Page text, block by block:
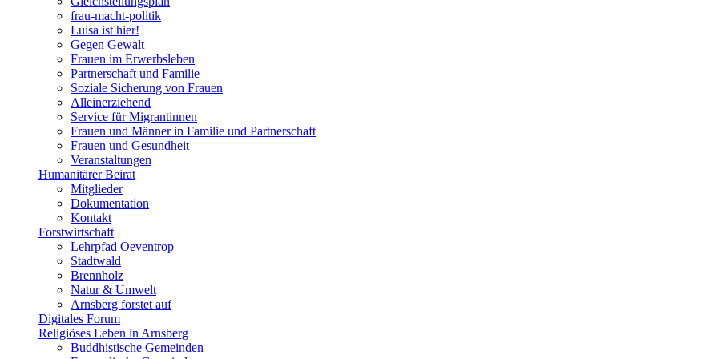
frau-macht-politik
Luisa ist hier!
Gegen Gewalt
Frauen im Erwerbsleben
Partnerschaft und Familie
Soziale Sicherung von Frauen
Alleinerziehend
Service für Migrantinnen
Frauen und Männer in Familie und Partnerschaft
Frauen und Gesundheit
Veranstaltungen
Humanitärer Beirat
Mitglieder
Dokumentation
Kontakt
Forstwirtschaft
Lehrpfad Oeventrop
Stadtwald
Brennholz
Natur & Umwelt
Arnsberg forstet auf
Digitales Forum
Religiöses Leben in Arnsberg
Buddhistische Gemeinden